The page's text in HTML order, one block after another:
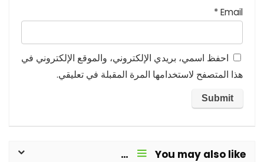
Email
*
احفظ اسمي، بريدي الإلكتروني، والموقع الإلكتروني في
هذا المتصفح لاستخدامها المرة المقبلة في تعليقي.
You may also like…